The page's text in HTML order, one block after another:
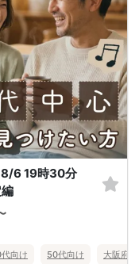
8/6 19時30分
向け 50代向け 大阪府